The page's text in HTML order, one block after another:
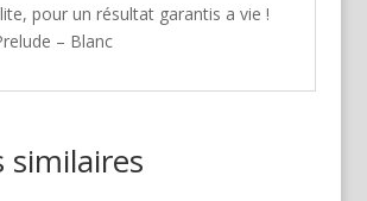
pour un résultat garantis a vie !
– Blanc
similaires